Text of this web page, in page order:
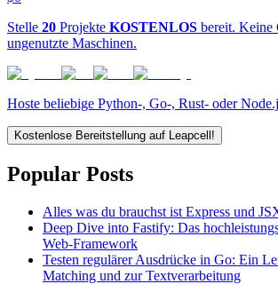
Stelle 20 Projekte KOSTENLOS bereit. Keine
ungenutzte Maschinen.
Hoste beliebige Python-, Go-, Rust- oder
Kostenlose Bereitstellung auf Leapcell!
Popular Posts
Alles was du brauchst ist Express und
Deep Dive into Fastify: Das
Web-Framework
Testen regulärer Ausdrücke in Go: Ein
Matching und zur Textverarbeitung